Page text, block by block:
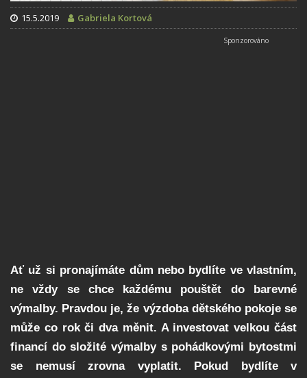
15.5.2019 Gabriela Kortová
Ať už si pronajímáte dům nebo bydlíte ve vlastním,
ne vždy se chce každému pouštět do barevné
výmalby. Pravdou je, že výzdoba dětského pokoje se
může co rok či dva měnit. A investovat velkou část
financí do složité výmalby s pohádkovými bytostmi
se nemusí zrovna vyplatit. Pokud bydlíte v